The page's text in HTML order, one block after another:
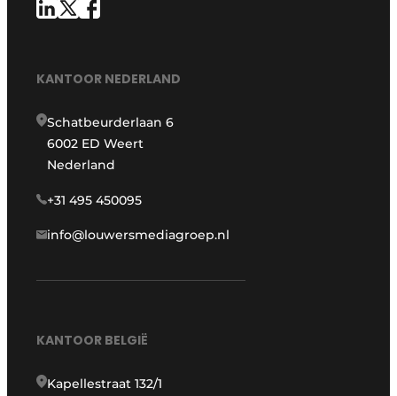
KANTOOR NEDERLAND
Schatbeurderlaan 6
6002 ED Weert
Nederland
+31 495 450095
info@louwersmediagroep.nl
KANTOOR BELGIË
Kapellestraat 132/1